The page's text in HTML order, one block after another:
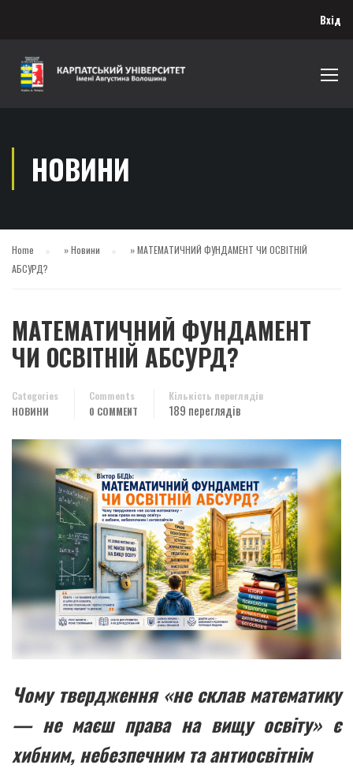
Вхід
НОВИНИ
Home »Новини »МАТЕМАТИЧНИЙ ФУНДАМЕНТ ЧИ ОСВІТНІЙ
АБСУРД?
МАТЕМАТИЧНИЙ ФУНДАМЕНТ
ЧИ ОСВІТНІЙ АБСУРД?
Categories
НОВИНИ
Comments
0 COMMENT
Кількість переглядів
189 переглядів
Чому твердження «не склав математику
— не маєш права на вищу освіту» є
хибним, небезпечним та антиосвітнім